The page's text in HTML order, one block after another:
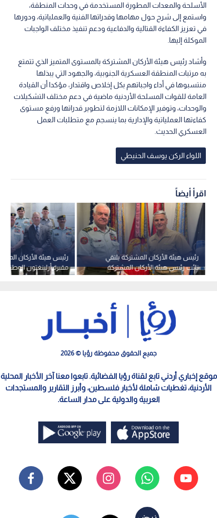
الأسلحة والمعدات المطورة المستخدمة في وحدات المنطقة،
واستمع إلى شرح حول مهامها وقدراتها الفنية والعملياتية، ودورها
في تعزيز الكفاءة القتالية والدفاعية ودعم تنفيذ مختلف الواجبات
الموكلة إليها.
وأشاد رئيس هيئة الأركان المشتركة بالمستوى المتميز الذي تتمتع
به مرتبات المنطقة العسكرية الجنوبية، والجهود التي يبذلها
منتسبوها في أداء واجباتهم بكل إخلاص واقتدار، مؤكدا أن القيادة
العامة للقوات المسلحة الأردنية ماضية في دعم مختلف التشكيلات
والوحدات، وتوفير الإمكانات اللازمة لتطوير قدراتها ورفع مستوى
كفاءتها العملياتية والإدارية بما ينسجم مع متطلبات العمل
العسكري الحديث.
اللواء الركن يوسف الحنيطي
اقرأ أيضاً
رئيس هيئة الأركان
مقبرة أرلينغتون الوطنية
من الزهور على ضريح
رئيس هيئة الأركان المشتركة يلتقي
نائب رئيس هيئة الأركان المشتركة
الأمريكية في البنتاغون
جميع الحقوق محفوظة رؤيا © 2026
موقع إخباري أردني تابع لقناة رؤيا الفضائية. تابعوا معنا آخر الأخبار المحلية
الأردنية، تغطيات شاملة لأخبار فلسطين، وأبرز التقارير والمستجدات
العربية والدولية على مدار الساعة.